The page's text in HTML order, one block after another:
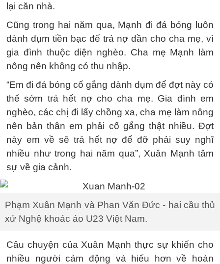
lại căn nhà.
Cũng trong hai năm qua, Mạnh đi đá bóng luôn
dành dụm tiền bạc để trả nợ dần cho cha mẹ, vì
gia đình thuộc diện nghèo. Cha mẹ Mạnh làm
nông nên không có thu nhập.
“Em đi đá bóng cố gắng dành dụm để đợt này có
thể sớm trả hết nợ cho cha mẹ. Gia đình em
nghèo, các chị đi lấy chồng xa, cha mẹ làm nông
nên bản thân em phải cố gắng thật nhiều. Đợt
này em về sẽ trả hết nợ để đỡ phải suy nghĩ
nhiều như trong hai năm qua”, Xuân Mạnh tâm
sự về gia cảnh.
Phạm Xuân Mạnh và Phan Văn Đức - hai cầu thủ
xứ Nghệ khoác áo U23 Việt Nam.
Câu chuyện của Xuân Mạnh thực sự khiến cho
nhiều người cảm động và hiểu hơn về hoàn